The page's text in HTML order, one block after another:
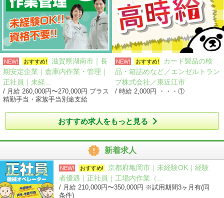
NEW! おすすめ!
滋賀県湖南市｜長
期安定企業｜倉庫内作業・管理｜
正社員｜未経...
/ 月給 260,000円〜270,000円 プラス
精勤手当・家族手当別途支給
NEW! おすすめ!
カード製品の検
品・箱詰めなど／エンゼルトラン
プ株式会社／東近江市
/ 時給 2,000円 ・・・①
おすすめ求人をもっと見る
 新着求人
NEW! おすすめ!
京都府亀岡市｜未経験OK｜経験
者優遇｜正社員｜工場内作業（...
/ 月給 210,000円〜350,000円 ※試用期間3ヶ月有(同
条件)